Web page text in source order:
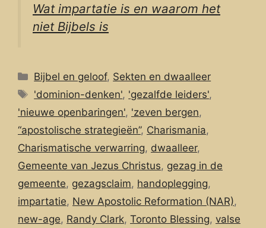
Wat impartatie is en waarom het
niet Bijbels is
Categorieën
Bijbel en geloof, Sekten en dwaalleer
Tags
'dominion-denken', 'gezalfde leiders',
'nieuwe openbaringen', 'zeven bergen,
“apostolische strategieën”, Charismania,
Charismatische verwarring, dwaalleer,
Gemeente van Jezus Christus, gezag in de
gemeente, gezagsclaim, handoplegging,
impartatie, New Apostolic Reformation (NAR),
new-age, Randy Clark, Toronto Blessing, valse